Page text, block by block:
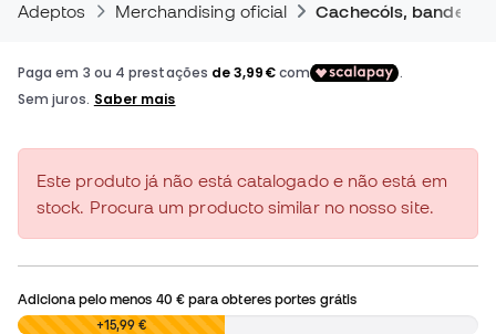
Adeptos Merchandising oficial Cachecóis,
Este produto já não está catalogado e não está em
stock. Procura um producto similar no nosso site.
Adiciona pelo menos 40 €para obteres portes grátis
0,00 € +15,99 €